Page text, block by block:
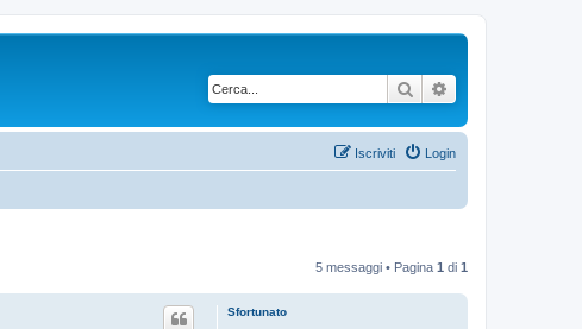
Cerca
Login
Iscriviti
5 messaggi • Pagina 1 di 1
Sfortunato